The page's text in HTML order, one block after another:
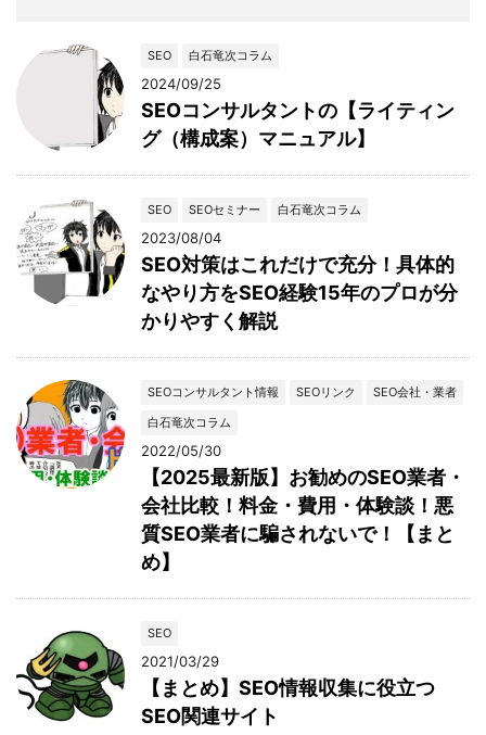
SEO 白石竜次コラム
2024/09/25
SEOコンサルタントの【ライティン
グ（構成案）マニュアル】
SEO SEOセミナー 白石竜次コラム
2023/08/04
SEO対策はこれだけで充分！具体的
なやり方をSEO経験15年のプロが分
かりやすく解説
SEOコンサルタント情報 SEOリンク
SEO会社・業者
白石竜次コラム
2022/05/30
【2025最新版】お勧めのSEO業者・
会社比較！料金・費用・体験談！悪
質SEO業者に騙されないで！【まと
め】
SEO
2021/03/29
【まとめ】SEO情報収集に役立つ
SEO関連サイト